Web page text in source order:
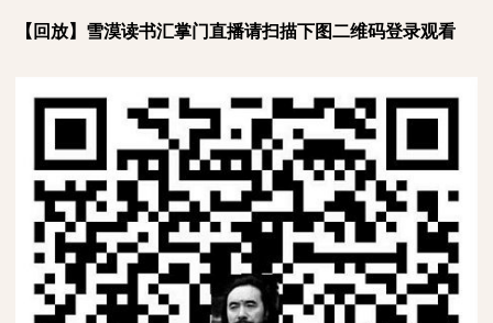
【回放】雪漠读书汇掌门直播请扫描下图二维码登录观看